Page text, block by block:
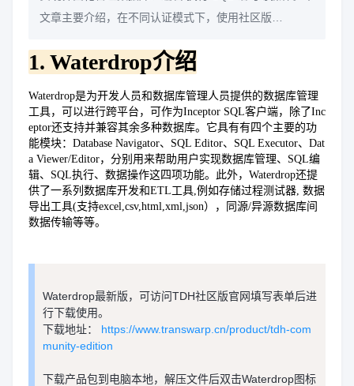
文章主要介绍，在不同认证模式下，使用社区版
置，通过该Demo的说明帮助用户更快上手Waterdrop进
1. Waterdrop介绍
Waterdrop是为开发人员和数据库管理人员提供的数据库管理
工具，可以进行跨平台，可作为Inceptor SQL客户端，除了Inc
eptor还支持并兼容其余多种数据库。它具有有四个主要的功
能模块：Database Navigator、SQL Editor、SQL Executor、Dat
a Viewer/Editor，分别用来帮助用户实现数据库管理、SQL编
辑、SQL执行、数据操作这四项功能。此外，Waterdrop还提
供了一系列数据库开发和ETL工具,例如存储过程测试器, 数据
导出工具(支持excel,csv,html,xml,json），同源/异源数据库间
数据传输等等。
Waterdrop最新版，可访问TDH社区版官网填写表单后进
行下载使用。
下载地址： https://www.transwarp.cn/product/tdh-com
munity-edition
下载产品包到电脑本地，解压文件后双击Waterdrop图标